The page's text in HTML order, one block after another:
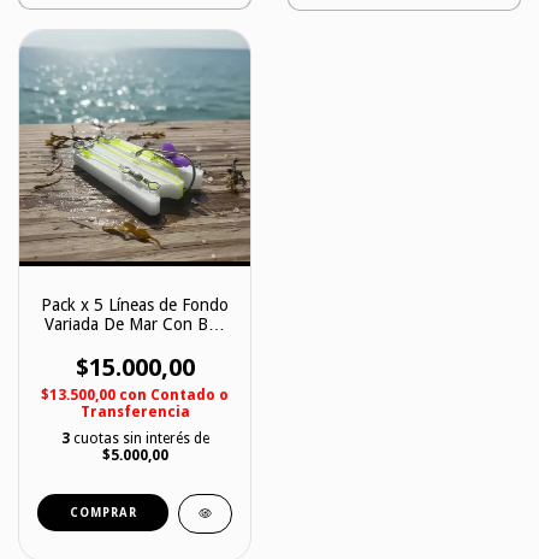
Pack x 5 Líneas de Fondo
Variada De Mar Con Bait
$15.000,00
$13.500,00 con Contado o
Transferencia
3 cuotas sin interés de
$5.000,00